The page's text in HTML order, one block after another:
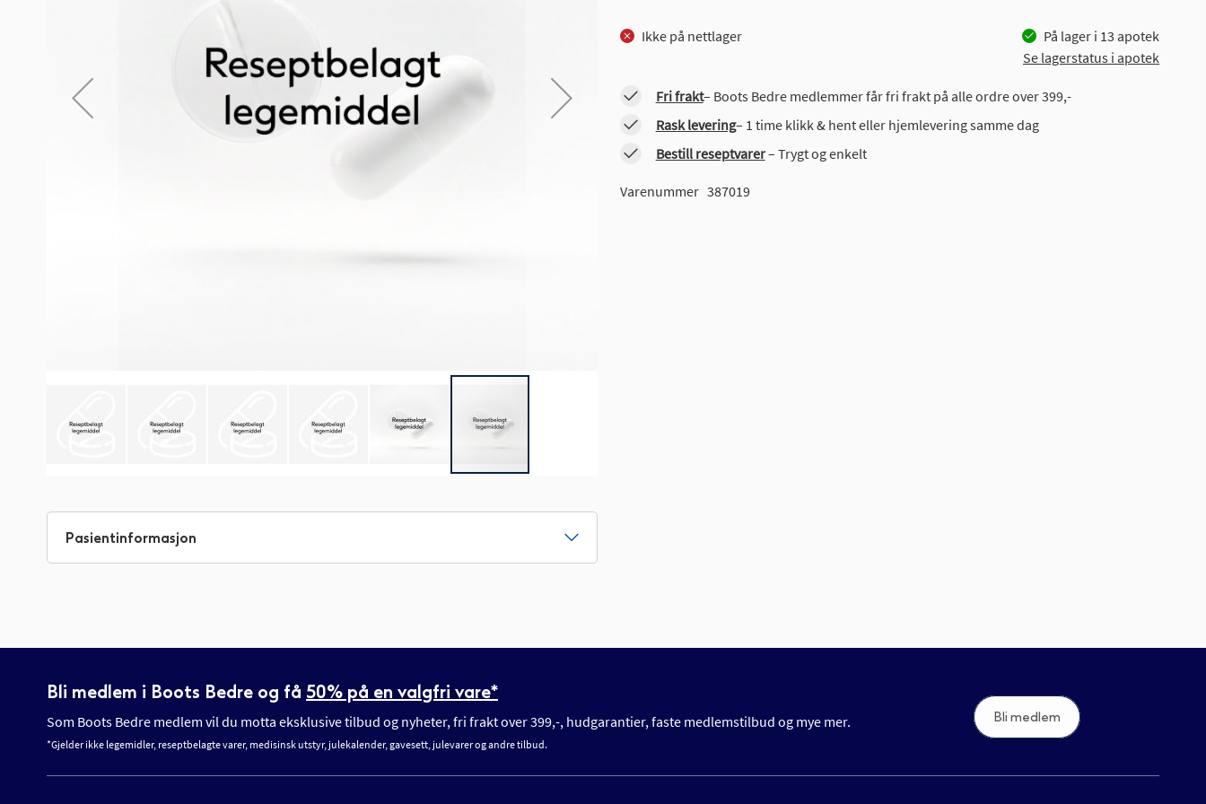
Ikke på nettlager På lager i 13 apotek
Se lagerstatus i apotek
Fri frakt– Boots Bedre medlemmer får fri frakt på alle ordre over 399,-
Rask levering– 1 time klikk & hent eller hjemlevering samme dag
Bestill reseptvarer– Trygt og enkelt
Varenummer 387019
til
begynnelsen
Pasientinformasjon
Bli medlem i Boots Bedre og få 50% på en valgfri vare*
Som Boots Bedre medlem vil du motta eksklusive tilbud og nyheter, fri frakt over 399,-, hudgarantier, faste medlemstilbud og mye mer.
*Gjelder ikke legemidler, reseptbelagte varer, medisinsk utstyr, julekalender, gavesett, julevarer og andre tilbud.
Bli medlem